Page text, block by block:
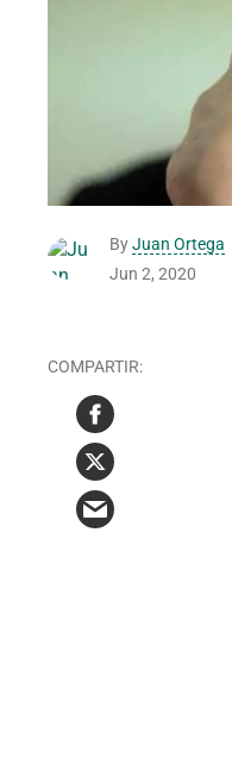
ByJuan Ortega
Jun 2, 2020